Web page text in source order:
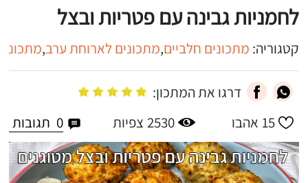
לחמניות גבינה עם פטריות ובצל
קטגוריה: מתכונים חלביים,מתכונים לארוחת ערב,
דרגו את המתכון:
15 אהבו 2530 צפיות 0 תגובות